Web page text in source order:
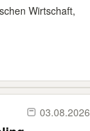
Wirtschaft,
03.08.2026